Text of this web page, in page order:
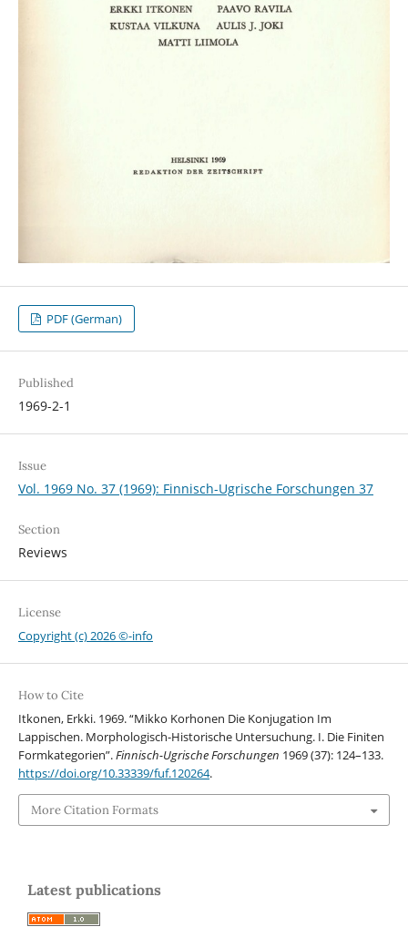
PDF (German)
Published
1969-2-1
Issue
Vol. 1969 No. 37 (1969): Finnisch-Ugrische Forschungen 37
Section
Reviews
License
Copyright (c) 2026 ©-info
How to Cite
Itkonen, Erkki. 1969. “Mikko Korhonen Die Konjugation Im
Lappischen. Morphologisch-Historische Untersuchung. I. Die Finiten
Formkategorien”.Finnisch-Ugrische Forschungen 1969 (37): 124–133.
https://doi.org/10.33339/fuf.120264.
More Citation Formats
Latest publications